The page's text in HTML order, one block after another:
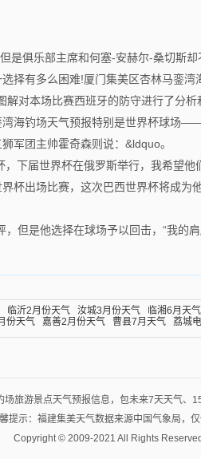
是俱乐部主席和何塞-安赫尔-桑切斯却
择有多么困难!厦门集美区杏林马銮湾
对本场比赛西班牙的防守进行了分析
海钓场天气预报特别是世界杯球场
军团主帅霍奇森则说：&ldquo。
下届世界杯在俄罗斯举行，我希望他
杯出场比赛，这次巴西世界杯将成为
但是他选择在球场予以回击，“我的
临沂2月份天气 汝城3月份天气 临湘6月天气
份天气 嘉善2月份天气 曹县7月天气 荔城
旅游景点天气预报信息，包未来7天天气、
提示：福建集美天气数据来源中国气象局，
Copyright © 2009-2021 All Rights